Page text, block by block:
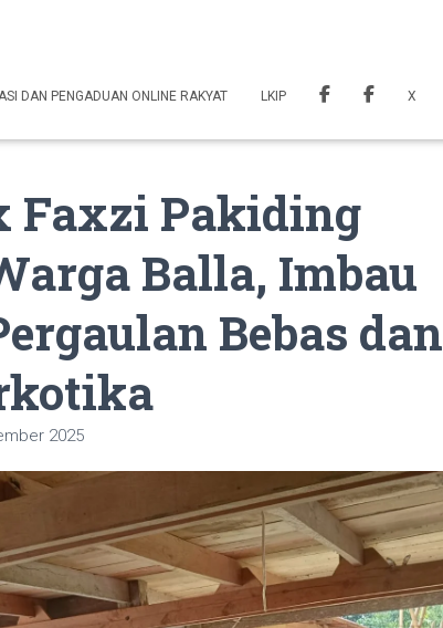
DAN PENGADUAN ONLINE RAKYAT LKIP X
Faxzi Pakiding
Balla, Imbau
Bebas dan
2025